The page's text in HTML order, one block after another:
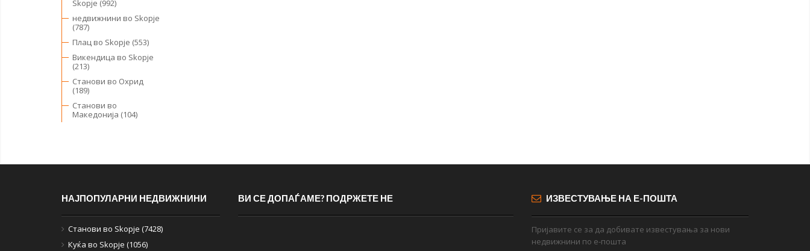
Skopje (992)
недвижнини во Skopje
(787)
Плац во Skopje (553)
Викендица во Skopje
(213)
Станови во Охрид
(189)
Станови во
Македонија (104)
НАЈПОПУЛАРНИ НЕДВИЖНИНИ
Станови во Skopje (7428)
Куќа во Skopje (1056)
ВИ СЕ ДОПАЃАМЕ? ПОДРЖЕТЕ НЕ ИЗВЕСТУВАЊЕ НА Е-ПОШТА
Пријавите се за да добивате известувања за нови
недвижнини по е-пошта